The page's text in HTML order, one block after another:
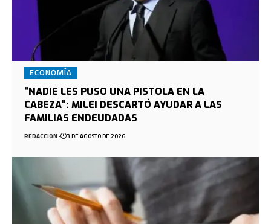
ECONOMÍA
“NADIE LES PUSO UNA PISTOLA EN LA
CABEZA”: MILEI DESCARTÓ AYUDAR A LAS
FAMILIAS ENDEUDADAS
REDACCION 3 DE AGOSTO DE 2026